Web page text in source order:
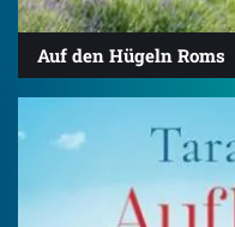
Auf den Hügeln Roms